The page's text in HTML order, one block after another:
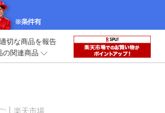
切な商品を報告
の関連商品